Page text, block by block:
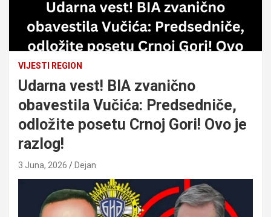
VIJESTI REGION
Udarna vest! BIA zvanično
obavestila Vučića: Predsedniče,
odložite posetu Crnoj Gori! Ovo je
razlog!
3 Juna, 2026 Dejan